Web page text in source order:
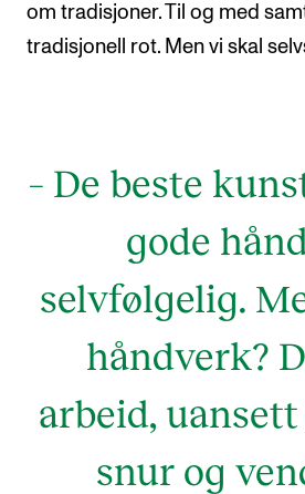
om tradisjoner. Til og med
tradisjonell rot. Men vi skal
– De beste
gode
selvfølgelig.
håndverk?
arbeid,
snur og